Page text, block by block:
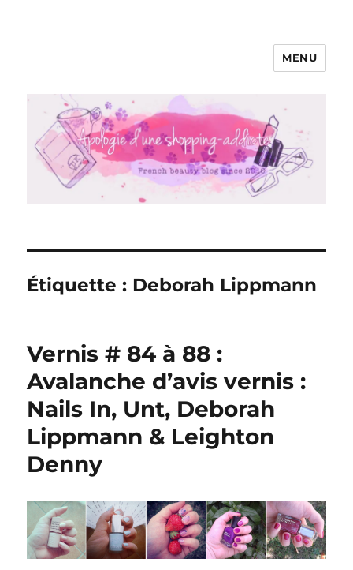
Apologie d'une Shopping-addicte
MENU
Étiquette : Deborah Lippmann
Vernis # 84 à 88 :
Avalanche d’avis vernis :
Nails In, Unt, Deborah
Lippmann & Leighton
Denny